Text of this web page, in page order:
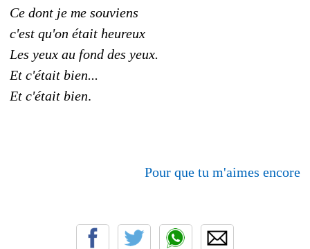
Ce dont je me souviens
c'est qu'on était heureux
Les yeux au fond des yeux.
Et c'était bien...
Et c'était bien.
Pour que tu m'aimes encore